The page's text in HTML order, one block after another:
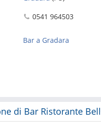
0541 964503
Bar a Gradara
di Bar Ristorante